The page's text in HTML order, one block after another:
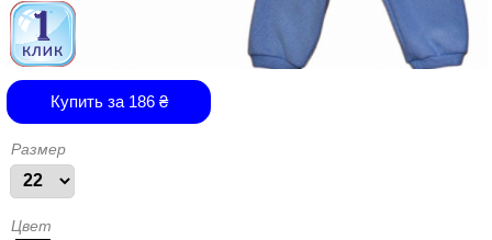
Купить за 186₴
Размер
Цвет